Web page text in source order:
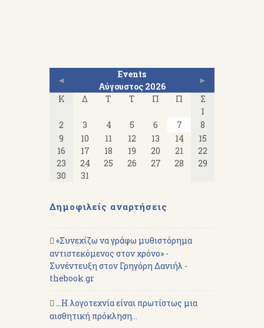
◄
Events
Αύγουστος 2026
►
Κ
Δ Τ Τ Π Π
Σ
1
2
3 4 5 6 7
8
9
10 11 12 13 14
15
16
17 18 19 20 21
22
23
24 25 26 27 28
29
30
31
Δημοφιλείς αναρτήσεις
«Συνεχίζω να γράφω μυθιστόρημα
αντιστεκόμενος στον χρόνο» -
Συνέντευξη στον Γρηγόρη Δανιήλ -
thebook.gr
...Η λογοτεχνία είναι πρωτίστως μια
αισθητική πρόκληση...